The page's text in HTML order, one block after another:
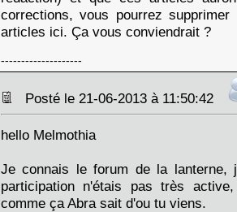
corrections, vous pourrez
articles ici. Ça vous conviendrait ?
--------------------
Posté le 21-06-2013 à 11:50:42
hello Melmothia
Je connais le forum de la
participation n'étais pas très
comme ça Abra sait d'ou tu viens.